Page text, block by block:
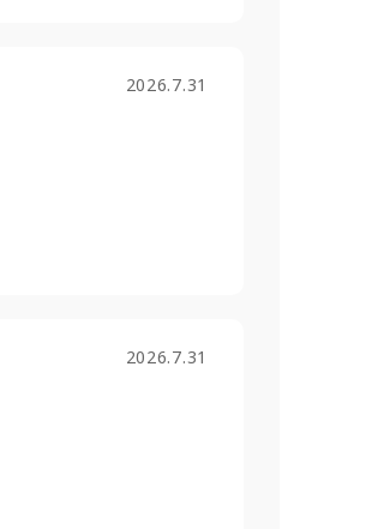
2026.7.31
2026.7.31